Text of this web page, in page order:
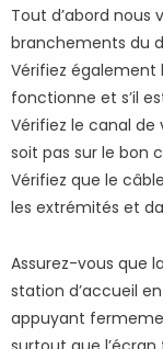
Tout d’abord nous
branchements du
Vérifiez également
fonctionne et s’il
Vérifiez le canal de
soit pas sur le bon
Vérifiez que le
les extrémités et
Assurez-vous que
station d’accueil en
appuyant